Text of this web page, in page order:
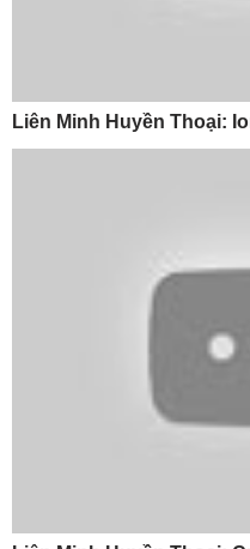
Liên Minh Huyền Thoại: